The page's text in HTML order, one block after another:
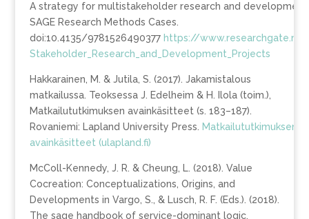
A strategy for multistakeholder research and
SAGE Research Methods Cases.
doi:10.4135/9781526490377 https://
Stakeholder_Research_and_Development_Projects
Hakkarainen, M. & Jutila, S. (2017). Jakamistalous
matkailussa. Teoksessa J. Edelheim & H. Ilola (toim.),
Matkailututkimuksen avainkäsitteet (s. 183–187).
Rovaniemi: Lapland University Press.
Matkailututkimuksen
avainkäsitteet (ulapland.fi)
McColl-Kennedy, J. R. & Cheung, L. (2018). Value
Cocreation: Conceptualizations, Origins, and
Developments in Vargo, S., & Lusch, R. F. (Eds.). (2018).
The sage handbook of service-dominant logic.